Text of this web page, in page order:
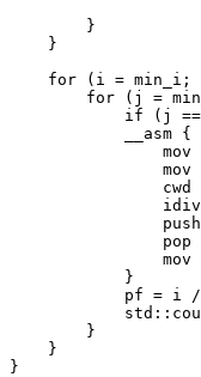
        }
    }
for (i = min_i;
for (j =
if (j
            __asm {
mov
mov
                cwd
pop
mov
            }
pf = i
        }
    }
}